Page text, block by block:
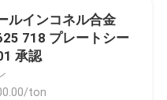
ルインコネル合金
718 プレートシー
承認
ton